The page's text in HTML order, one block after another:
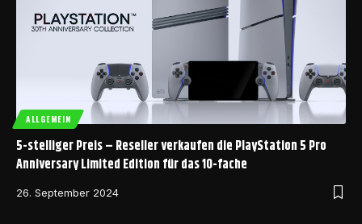
ALLGEMEIN
5-stelliger Preis – Reseller verkaufen die PlayStation 5 Pro
Anniversary Limited Edition für das 10-fache
26. September 2024